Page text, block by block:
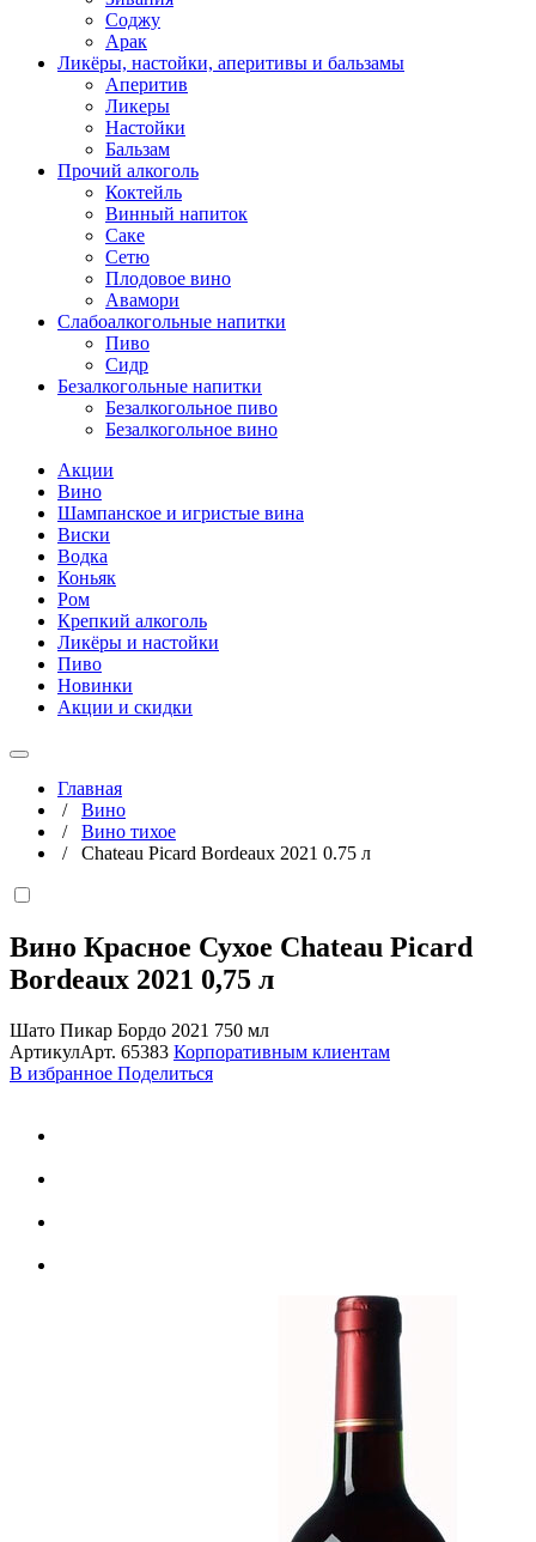
Соджу
Арак
Ликёры, настойки, аперитивы и бальзамы
Аперитив
Ликеры
Настойки
Бальзам
Прочий алкоголь
Коктейль
Винный напиток
Саке
Сетю
Плодовое вино
Авамори
Слабоалкогольные напитки
Пиво
Сидр
Безалкогольные напитки
Безалкогольное пиво
Безалкогольное вино
Акции
Вино
Шампанское и игристые вина
Виски
Водка
Коньяк
Ром
Крепкий алкоголь
Ликёры и настойки
Пиво
Новинки
Акции и скидки
Главная
/ Вино
/ Вино тихое
/ Chateau Picard Bordeaux 2021 0.75 л
Вино Красное Сухое Chateau Picard
Bordeaux 2021 0,75 л
Шато Пикар Бордо 2021 750 мл
АртикулАрт. 65383 Корпоративным клиентам
В избранное Поделиться